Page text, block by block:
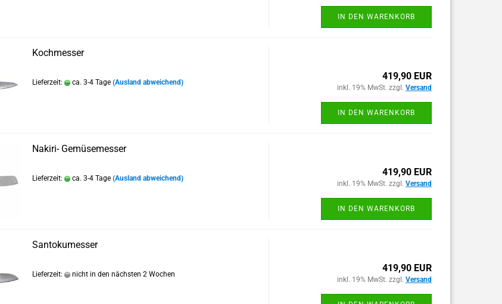
IN DEN WARENKORB
Kochmesser
Lieferzeit: ca. 3-4 Tage (Ausland abweichend)
419,90 EUR
inkl. 19% MwSt. zzgl. Versand
IN DEN WARENKORB
Nakiri- Gemüsemesser
Lieferzeit: ca. 3-4 Tage (Ausland abweichend)
419,90 EUR
inkl. 19% MwSt. zzgl. Versand
IN DEN WARENKORB
Santokumesser
Lieferzeit: nicht in den nächsten 2 Wochen
419,90 EUR
inkl. 19% MwSt. zzgl. Versand